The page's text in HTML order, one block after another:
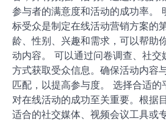
在线活动营销方案的成功依赖于周
行。通过明确目标、选择合适的平
容，可以吸引更多参与者并提升活
统化的参与者管理和反馈收集将进
保每个环节都能达到预期效果。 如
营销方案? 制定有效的在线活动营
选择合适的平台、合理制定预算、
容，并有效推广活动。通过系统的